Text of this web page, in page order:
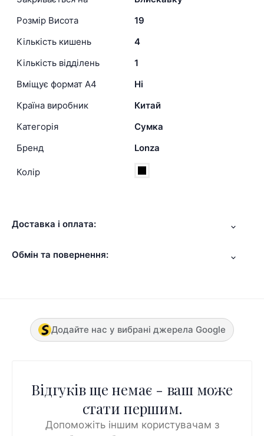
Розмір Висота
19
Кількість кишень
4
Кількість відділень
1
Вміщує формат А4
Ні
Країна виробник
Китай
Категорія
Сумка
Бренд
Lonza
Колір
Доставка і оплата:
Обмін та повернення:
Додайте нас у вибрані джерела Google
Відгуків ще немає - ваш може
стати першим.
Допоможіть іншим користувачам з